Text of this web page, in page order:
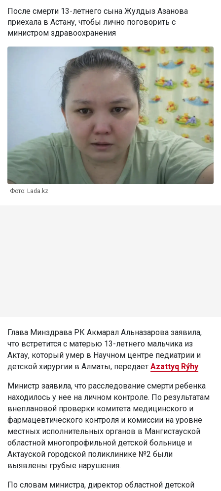
После смерти 13-летнего сына Жулдыз Азанова
приехала в Астану, чтобы лично поговорить с
министром здравоохранения
Фото: Lada.kz
Глава Минздрава РК Акмарал Альназарова заявила,
что встретится с матерью 13-летнего мальчика из
Актау, который умер в Научном центре педиатрии и
детской хирургии в Алматы, передает Azattyq Rýhy.
Министр заявила, что расследование смерти ребенка
находилось у нее на личном контроле. По результатам
внеплановой проверки комитета медицинского и
фармацевтического контроля и комиссии на уровне
местных исполнительных органов в Мангистауской
областной многопрофильной детской больнице и
Актауской городской поликлинике №2 были
выявлены грубые нарушения.
По словам министра, директор областной детской